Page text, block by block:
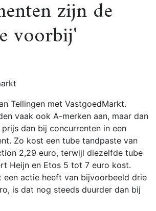
zijn de
voorbij'
Tellingen met VastgoedMarkt.
vaak ook A-merken aan, maar dan
dan bij concurrenten in een
Zo kost een tube tandpaste van
2,29 euro, terwijl diezelfde tube
Heijn en Etos 5 tot 7 euro kost.
een actie heeft van bijvoorbeeld drie
is dat nog steeds duurder dan bij